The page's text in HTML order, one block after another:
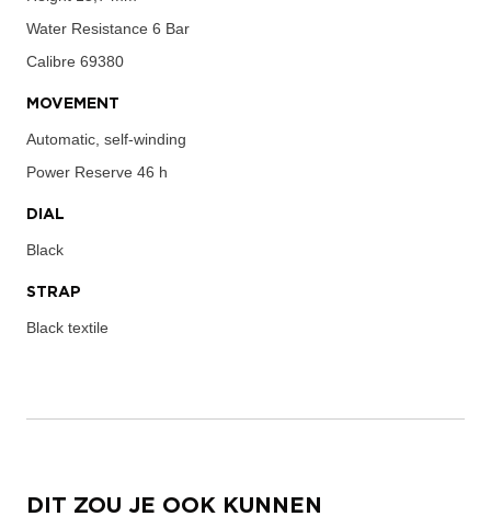
Water Resistance 6 Bar
Calibre 69380
MOVEMENT
Automatic, self-winding
Power Reserve 46 h
DIAL
Black
STRAP
Black textile
DIT ZOU JE OOK KUNNEN